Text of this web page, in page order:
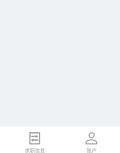
求职信息 账户